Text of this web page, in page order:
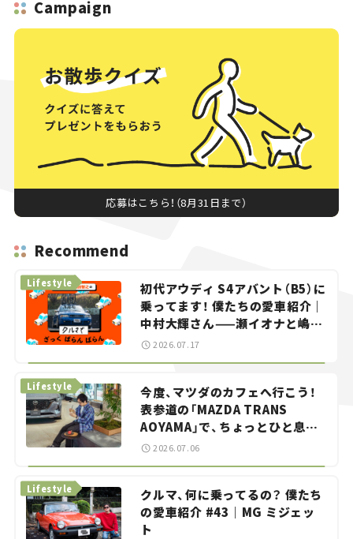
Campaign
応募はこちら！（8月31日まで）
Recommend
初代アウディ S4アバント（B5）に
乗ってます！ 僕たちの愛車紹介｜
中村大輝さん——瀬イオナと嶋田
智之の「クルマでざっくばらんば
Lifestyle
2026.07.17
今度、マツダのカフェへ行こう！
表参道の「MAZDA TRANS
AOYAMA」で、ちょっとひと息。
——連載｜CCGとクルマでどうす
Lifestyle
2026.07.06
クルマ、何に乗ってるの？ 僕たち
の愛車紹介 #43｜MG ミジェッ
ト
Lifestyle